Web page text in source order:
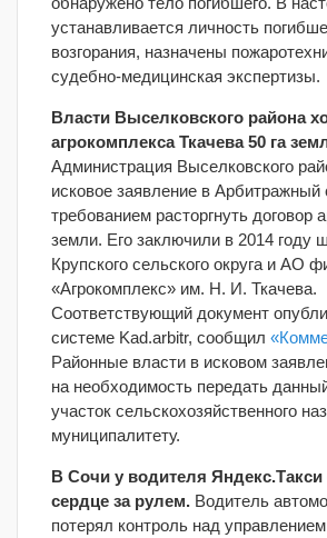
устанавливается личность
возгорания, назначены
судебно-медицинская экспертизы.
Власти Выселковского района
агрокомплекса Ткачева 50 га
Администрация Выселковского
исковое заявление в Арбитражный
требованием расторгнуть договор
земли. Его заключили в 2014 году
Крупского сельского округа и АО
«Агрокомплекс» им. Н. И. Ткачева.
Соответствующий документ
системе Kad.arbitr, сообщил
Районные власти в исковом
на необходимость передать
участок сельскохозяйственного
муниципалитету.
В Сочи у водителя Яндекс.Такси
сердце за рулем. Водитель
потерял контроль над